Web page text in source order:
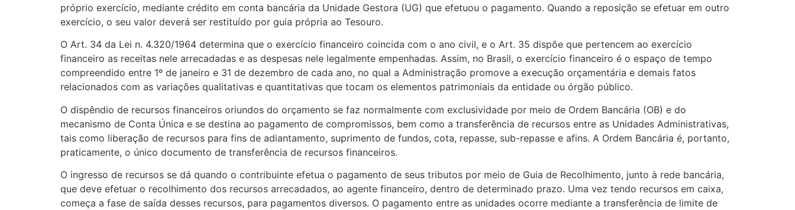
próprio exercício, mediante crédito em conta bancária da Unidade Gestora (UG) que efetuou o pagamento. Quando a reposição se efetuar em outro
exercício, o seu valor deverá ser restituído por guia própria ao Tesouro.
O Art. 34 da Lei n. 4.320/1964 determina que o exercício financeiro coincida com o ano civil, e o Art. 35 dispõe que pertencem ao exercício
financeiro as receitas nele arrecadadas e as despesas nele legalmente empenhadas. Assim, no Brasil, o exercício financeiro é o espaço de tempo
compreendido entre 1º de janeiro e 31 de dezembro de cada ano, no qual a Administração promove a execução orçamentária e demais fatos
relacionados com as variações qualitativas e quantitativas que tocam os elementos patrimoniais da entidade ou órgão público.
O dispêndio de recursos financeiros oriundos do orçamento se faz normalmente com exclusividade por meio de Ordem Bancária (OB) e do
mecanismo de Conta Única e se destina ao pagamento de compromissos, bem como a transferência de recursos entre as Unidades Administrativas,
tais como liberação de recursos para fins de adiantamento, suprimento de fundos, cota, repasse, sub-repasse e afins. A Ordem Bancária é, portanto,
praticamente, o único documento de transferência de recursos financeiros.
O ingresso de recursos se dá quando o contribuinte efetua o pagamento de seus tributos por meio de Guia de Recolhimento, junto à rede bancária,
que deve efetuar o recolhimento dos recursos arrecadados, ao agente financeiro, dentro de determinado prazo. Uma vez tendo recursos em caixa,
começa a fase de saída desses recursos, para pagamentos diversos. O pagamento entre as unidades ocorre mediante a transferência de limite de